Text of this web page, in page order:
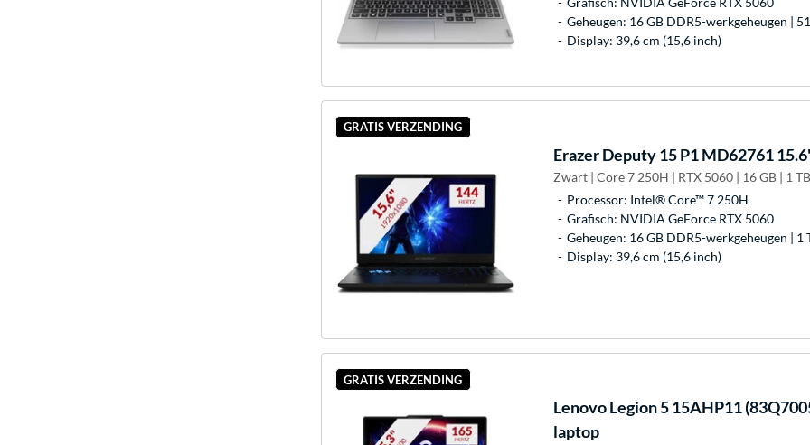
Geheugen: 16 GB DDR5-werkgeheugen |
Display: 39,6 cm (15,6 inch)
GRATIS VERZENDING
ErazerDeputy 15 P1 MD62761
Zwart | Core 7 250H | RTX 5060 | 16 GB | 1
Processor: Intel® Core™ 7 250H
Grafisch: NVIDIA GeForce RTX 5060
Geheugen: 16 GB DDR5-werkgeheugen | 1
Display: 39,6 cm (15,6 inch)
GRATIS VERZENDING
LenovoLegion 5 15AHP11
laptop